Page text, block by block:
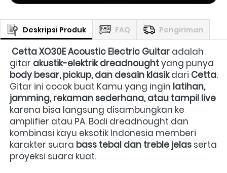
Deskripsi Produk FAQ Pengiriman
Cetta XO30E Acoustic Electric Guitar adalah
gitar akustik-elektrik dreadnought
body besar, pickup, dan desain klasik dari Cetta.
Gitar ini cocok buat Kamu yang ingin latihan,
jamming, rekaman sederhana, atau tampil live
karena bisa langsung disambungkan ke
amplifier atau PA. Bodi dreadnought dan
kombinasi kayu eksotik Indonesia memberi
karakter suara bass tebal dan treble jelas serta
proyeksi suara kuat.